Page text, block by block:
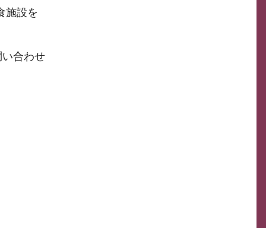
施設を
い合わせ